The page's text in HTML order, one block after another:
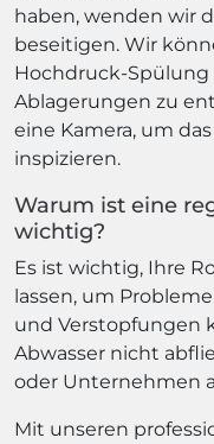
haben, wenden wir
beseitigen. Wir
Hochdruck-
Ablagerungen zu
eine Kamera, um
inspizieren.
Warum ist eine
wichtig?
Es ist wichtig, Ihre
lassen, um
und Verstopfungen
Abwasser nicht
oder Unternehmen
Mit unseren